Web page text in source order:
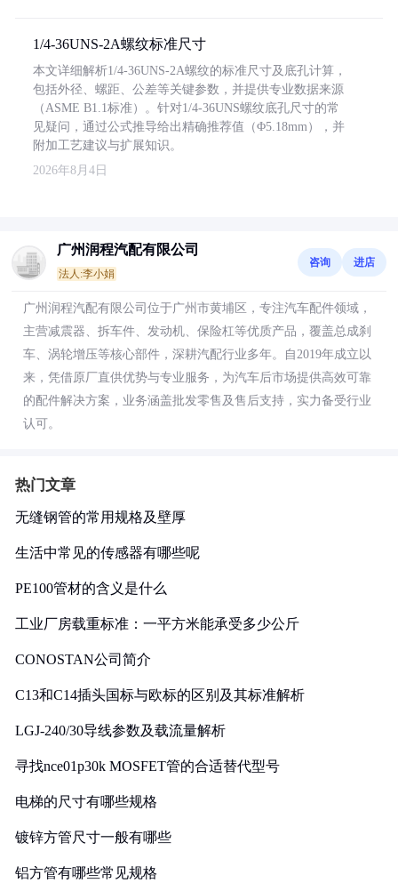
1/4-36UNS-2A螺纹标准尺寸
本文详细解析1/4-36UNS-2A螺纹的标准尺寸及底孔计算，
包括外径、螺距、公差等关键参数，并提供专业数据来源
（ASME B1.1标准）。针对1/4-36UNS螺纹底孔尺寸的常
见疑问，通过公式推导给出精确推荐值（Φ5.18mm），并
附加工艺建议与扩展知识。
2026年8月4日
广州润程汽配有限公司
法人:李小娟
咨询 进店
广州润程汽配有限公司位于广州市黄埔区，专注汽车配件领域，
主营减震器、拆车件、发动机、保险杠等优质产品，覆盖总成刹
车、涡轮增压等核心部件，深耕汽配行业多年。自2019年成立以
来，凭借原厂直供优势与专业服务，为汽车后市场提供高效可靠
的配件解决方案，业务涵盖批发零售及售后支持，实力备受行业
认可。
热门文章
无缝钢管的常用规格及壁厚
生活中常见的传感器有哪些呢
PE100管材的含义是什么
工业厂房载重标准：一平方米能承受多少公斤
CONOSTAN公司简介
C13和C14插头国标与欧标的区别及其标准解析
LGJ-240/30导线参数及载流量解析
寻找nce01p30k MOSFET管的合适替代型号
电梯的尺寸有哪些规格
镀锌方管尺寸一般有哪些
铝方管有哪些常见规格